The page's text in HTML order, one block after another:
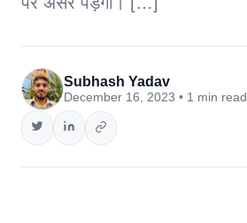
Subhash Yadav
December 16, 2023 • 1 min read